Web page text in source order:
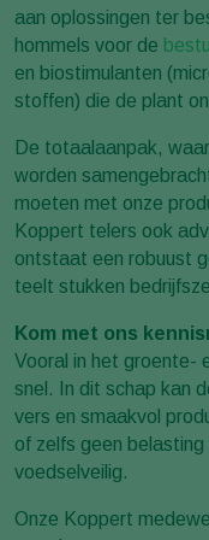
aan oplossingen ter
hommels voor de
en biostimulanten
stoffen) die de plant
De totaalaanpak,
worden
moeten met onze
Koppert telers ook
ontstaat een robuust
teelt stukken
Kom met ons
Vooral in het groente-
snel. In dit schap kan
vers en smaakvol
of zelfs geen
voedselveilig.
Onze Koppert